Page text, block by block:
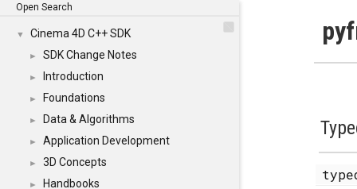
Open Search
▼ Cinema 4D C++ SDK
► SDK Change Notes
► Introduction
► Foundations
► Data & Algorithms
► Application Development
► 3D Concepts
► Handbooks